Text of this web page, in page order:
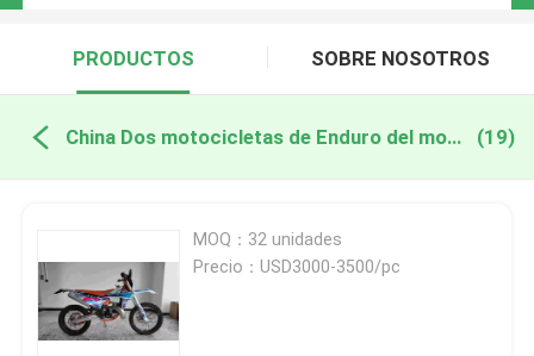
PRODUCTOS SOBRE NOSOTROS
China Dos motocicletas de Enduro del movimiento (19)
MOQ：32 unidades
Precio：USD3000-3500/pc